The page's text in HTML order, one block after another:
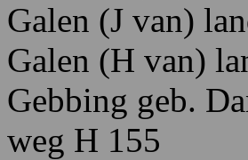
Galen (J van)
Galen (H van)
Gebbing geb.
weg H 155